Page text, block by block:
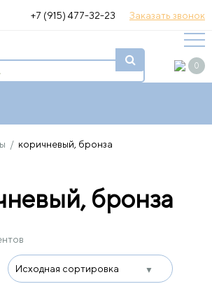
+7 (915) 477-32-23 Заказать звонок
0
/ коричневый, бронза
бронза